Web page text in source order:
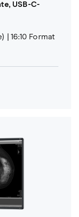
USB-C-
16:10 Format